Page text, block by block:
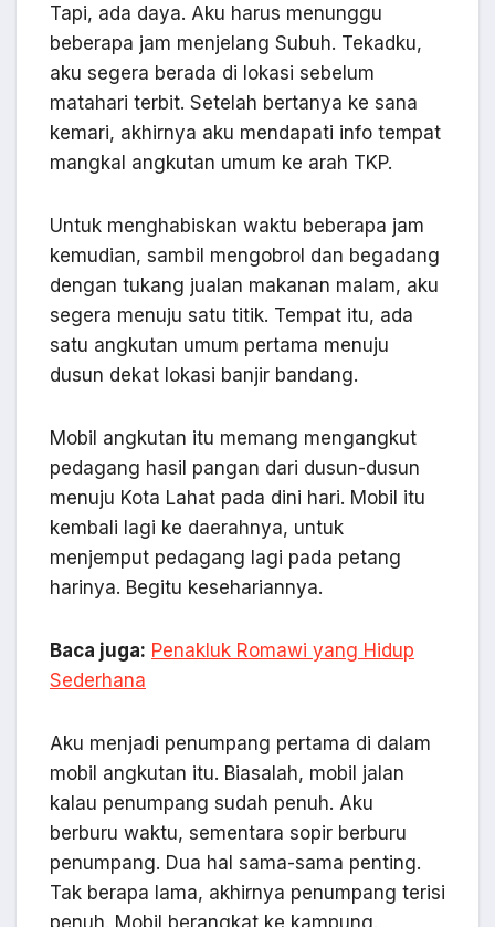
Tapi, ada daya. Aku harus menunggu
beberapa jam menjelang Subuh. Tekadku,
aku segera berada di lokasi sebelum
matahari terbit. Setelah bertanya ke sana
kemari, akhirnya aku mendapati info tempat
mangkal angkutan umum ke arah TKP.
Untuk menghabiskan waktu beberapa jam
kemudian, sambil mengobrol dan begadang
dengan tukang jualan makanan malam, aku
segera menuju satu titik. Tempat itu, ada
satu angkutan umum pertama menuju
dusun dekat lokasi banjir bandang.
Mobil angkutan itu memang mengangkut
pedagang hasil pangan dari dusun-dusun
menuju Kota Lahat pada dini hari. Mobil itu
kembali lagi ke daerahnya, untuk
menjemput pedagang lagi pada petang
harinya. Begitu kesehariannya.
Baca juga: Penakluk Romawi yang Hidup
Sederhana
Aku menjadi penumpang pertama di dalam
mobil angkutan itu. Biasalah, mobil jalan
kalau penumpang sudah penuh. Aku
berburu waktu, sementara sopir berburu
penumpang. Dua hal sama-sama penting.
Tak berapa lama, akhirnya penumpang terisi